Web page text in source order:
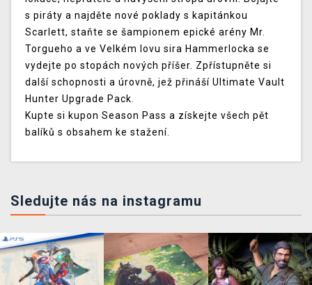
s piráty a najděte nové poklady s kapitánkou
Scarlett, staňte se šampionem epické arény Mr.
Torgueho a ve Velkém lovu sira Hammerlocka se
vydejte po stopách nových příšer. Zpřístupněte si
další schopnosti a úrovně, jež přináší Ultimate Vault
Hunter Upgrade Pack.
Kupte si kupon Season Pass a získejte všech pět
balíků s obsahem ke stažení.
Sledujte nás na instagramu